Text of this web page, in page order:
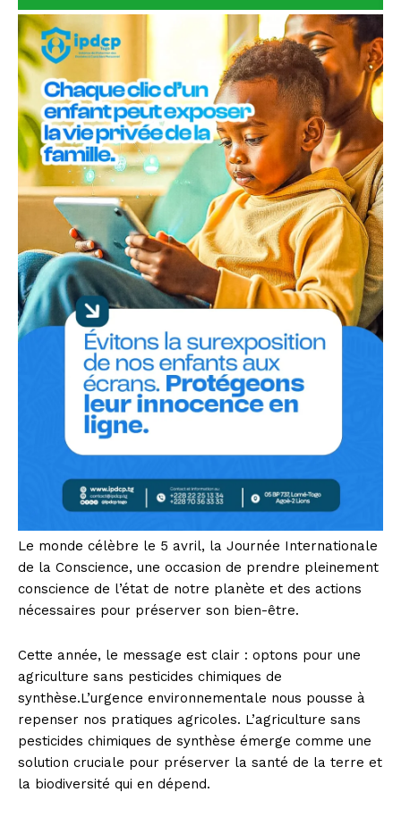
Le monde célèbre le 5 avril, la Journée Internationale
de la Conscience, une occasion de prendre pleinement
conscience de l’état de notre planète et des actions
nécessaires pour préserver son bien-être.
Cette année, le message est clair : optons pour une
agriculture sans pesticides chimiques de
synthèse.L’urgence environnementale nous pousse à
repenser nos pratiques agricoles. L’agriculture sans
pesticides chimiques de synthèse émerge comme une
solution cruciale pour préserver la santé de la terre et
la biodiversité qui en dépend.